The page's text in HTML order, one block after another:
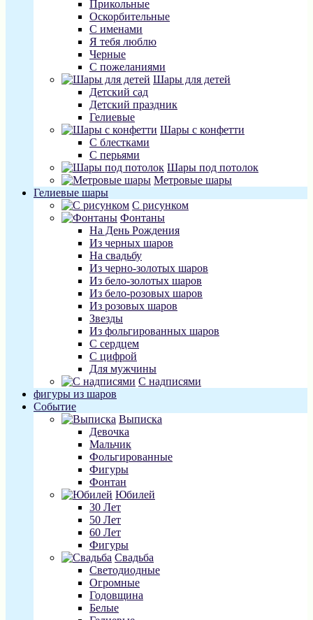
Прикольные
Оскорбительные
С именами
Я тебя люблю
Черные
С пожеланиями
Шары для детей
Детский сад
Детский праздник
Гелиевые
Шары с конфетти
С блестками
С перьями
Шары под потолок
Метровые шары
Гелиевые шары
С рисунком
Фонтаны
На День Рождения
Из черных шаров
На свадьбу
Из черно-золотых шаров
Из бело-золотых шаров
Из бело-розовых шаров
Из розовых шаров
Звезды
Из фольгированных шаров
С сердцем
С цифрой
Для мужчины
С надписями
фигуры из шаров
Событие
Выписка
Девочка
Мальчик
Фольгированные
Фигуры
Фонтан
Юбилей
30 Лет
50 Лет
60 Лет
Фигуры
Свадьба
Светодиодные
Огромные
Годовщина
Белые